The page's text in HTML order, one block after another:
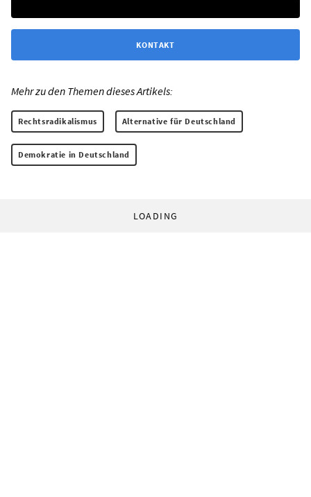
KONTAKT
Mehr zu den Themen dieses Artikels:
Rechtsradikalismus Alternative für Deutschland
Demokratie in Deutschland
LOADING